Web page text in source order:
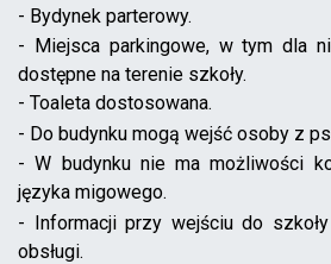
- Bydynek parterowy.
- Miejsca parkingowe, w tym dla
dostępne na terenie szkoły.
- Toaleta dostosowana.
- Do budynku mogą wejść osoby z
- W budynku nie ma możliwości
języka migowego.
- Informacji przy wejściu do
obsługi.